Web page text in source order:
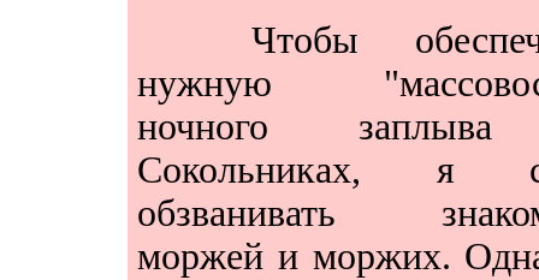
Чтобы
нужную
ночного
Сокольниках, я
обзванивать
моржей и моржих.